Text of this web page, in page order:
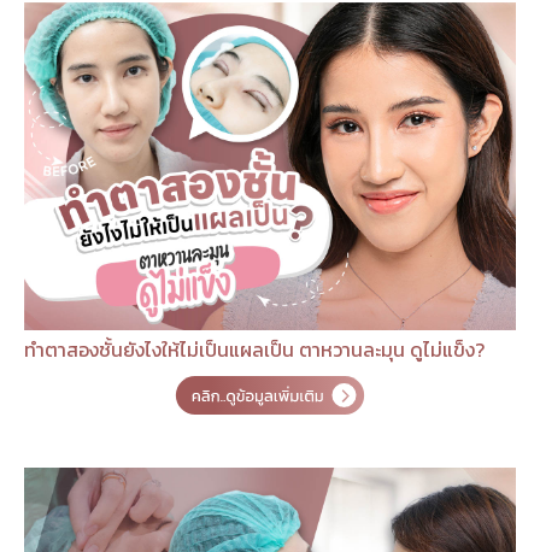
ทำตาสองชั้นยังไงให้ไม่เป็นแผลเป็น ตาหวานละมุน ดูไม่แข็ง?